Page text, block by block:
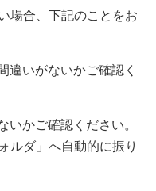
場合、下記のことをお
いがないかご確認く
かご確認ください。
ルダ」へ自動的に振り